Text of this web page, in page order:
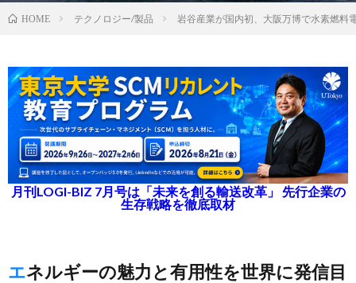
HOME テクノロジー/製品 岩谷産業が国内初、大阪万博で水素燃料
月刊LOGI-BIZ 7月号は「未来を創る輸送改革」 先行企業の
生存戦略を徹底取材
エネルギーの魅力と有用性を世界に発信目